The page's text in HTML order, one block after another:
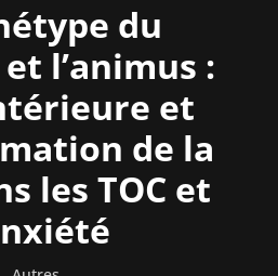
du
l’animus :
et
de la
les TOC et